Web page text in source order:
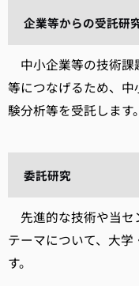
企業等からの受託研
中小企業等の技術課
等につなげるため、
験分析等を受託します。
委託研究
先進的な技術や当セ
テーマについて、大
す。